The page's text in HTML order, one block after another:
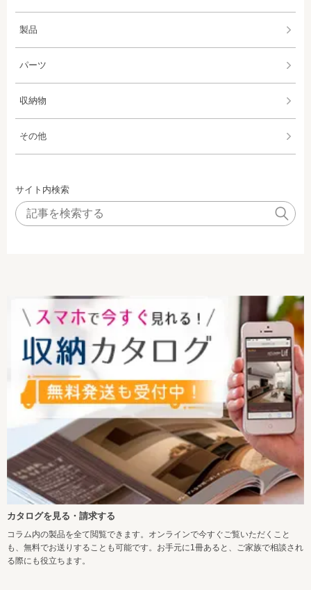
製品
パーツ
収納物
その他
サイト内検索
カタログを見る・請求する
コラム内の製品を全て閲覧できます。オンラインで今すぐご覧いただくこと
も、無料でお送りすることも可能です。お手元に1冊あると、ご家族で相談され
る際にも役立ちます。